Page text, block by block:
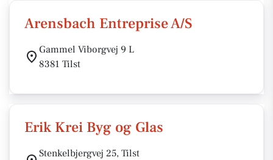
Arensbach Entreprise A/S
Gammel Viborgvej 9 L
8381 Tilst
Erik Krei Byg og Glas
Stenkelbjergvej 25, Tilst